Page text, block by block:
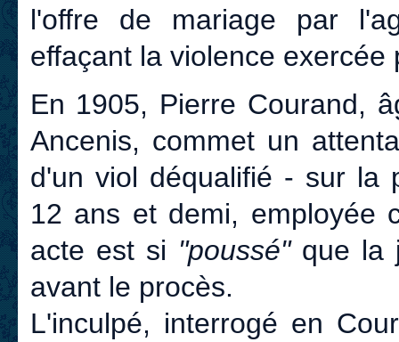
l'offre de mariage par
effaçant la violence
En 1905, Pierre Courand,
Ancenis, commet un
d'un viol déqualifié - sur la
12 ans et demi, employée
acte est si "poussé"que la
avant le procès.
L'inculpé, interrogé en